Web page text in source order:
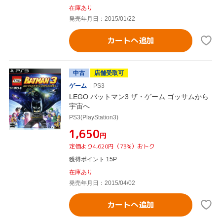
在庫あり
発売年月日：2015/01/22
カートへ追加
中古
店舗受取可
ゲーム
PS3
LEGO バットマン3 ザ・ゲーム ゴッサムから
宇宙へ
PS3(PlayStation3)
¥1,650円
定価より4,620円（73%）おトク
獲得ポイント 15P
在庫あり
発売年月日：2015/04/02
カートへ追加